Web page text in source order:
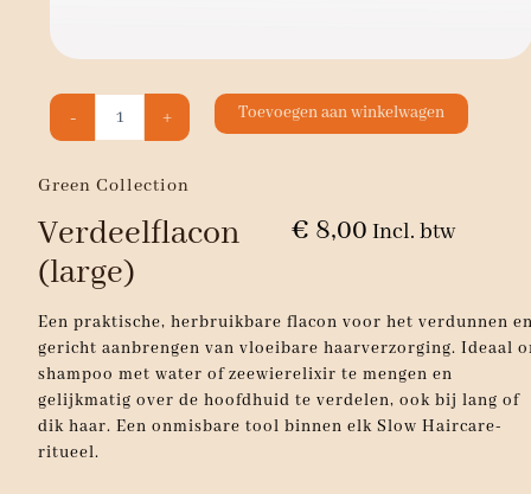
-
Verdeelflacon
(large)
+ Toevoegen aan winkelwagen
Green Collection
Verdeelflacon
(large)
€ 8,00 Incl. btw
Een praktische, herbruikbare flacon voor het verdunnen
gericht aanbrengen van vloeibare haarverzorging. Ideaal
shampoo met water of zeewierelixir te mengen en
gelijkmatig over de hoofdhuid te verdelen, ook bij lang of
dik haar. Een onmisbare tool binnen elk Slow Haircare-
ritueel.